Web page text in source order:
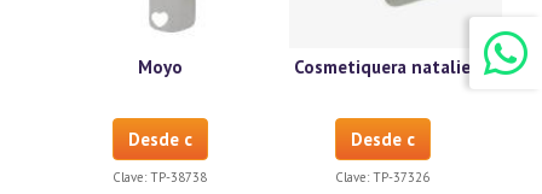
Moyo
Desde c
Clave: TP-38738
Cosmetiquera natalie
Desde c
Clave: TP-37326